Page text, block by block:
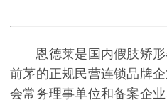
恩德莱是国内假肢矫
前茅的正规民营连锁品牌
会常务理事单位和备案企